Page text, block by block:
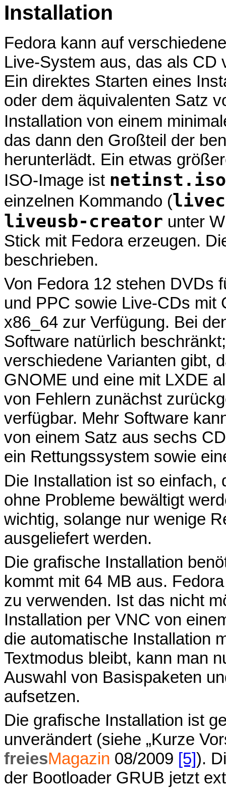
Installation
Fedora kann auf
Live-System aus, das als CD
Ein direktes Starten eines
oder dem äquivalenten Satz
Installation von einem
das dann den Großteil der
herunterlädt. Ein etwas
ISO-Image ist netinst.iso
einzelnen Kommando (
liveusb-creator unter
Stick mit Fedora erzeugen.
beschrieben.
Von Fedora 12 stehen DVDs
und PPC sowie Live-CDs mit
x86_64 zur Verfügung. Bei
Software natürlich
verschiedene Varianten gibt,
GNOME und eine mit LXDE
von Fehlern zunächst
verfügbar. Mehr Software
von einem Satz aus sechs
ein Rettungssystem sowie
Die Installation ist so einfach,
ohne Probleme bewältigt
wichtig, solange nur wenige
ausgeliefert werden.
Die grafische Installation
kommt mit 64 MB aus.
zu verwenden. Ist das nicht
Installation per VNC von
die automatische Installation
Textmodus bleibt, kann man
Auswahl von Basispaketen
aufsetzen.
Die grafische Installation ist
unverändert (siehe „Kurze
freiesMagazin 08/2009 [5]).
der Bootloader GRUB jetzt